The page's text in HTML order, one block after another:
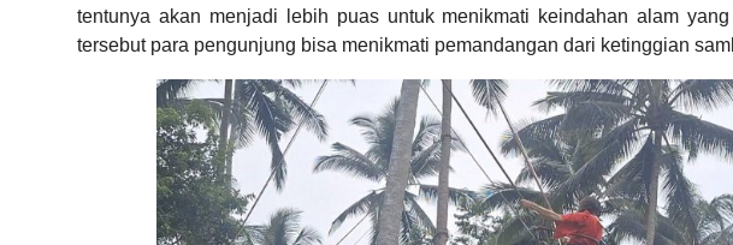
tentunya akan menjadi lebih puas untuk menikmati keindahan alam
tersebut para pengunjung bisa menikmati pemandangan dari ketinggian